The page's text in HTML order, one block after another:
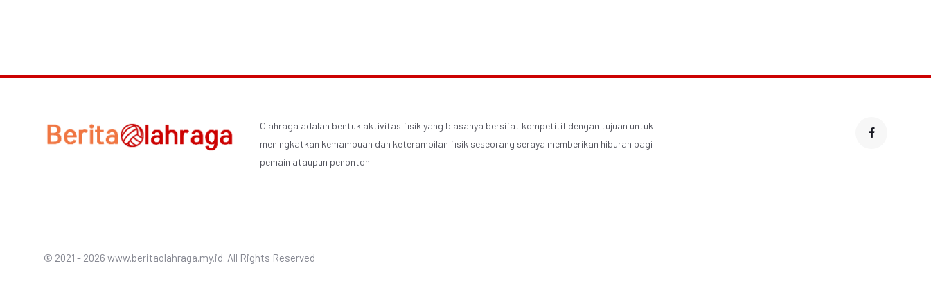
Olahraga adalah bentuk aktivitas fisik yang biasanya bersifat kompetitif dengan tujuan untuk
meningkatkan kemampuan dan keterampilan fisik seseorang seraya memberikan hiburan bagi
pemain ataupun penonton.
© 2021 - 2026 www.beritaolahraga.my.id. All Rights Reserved